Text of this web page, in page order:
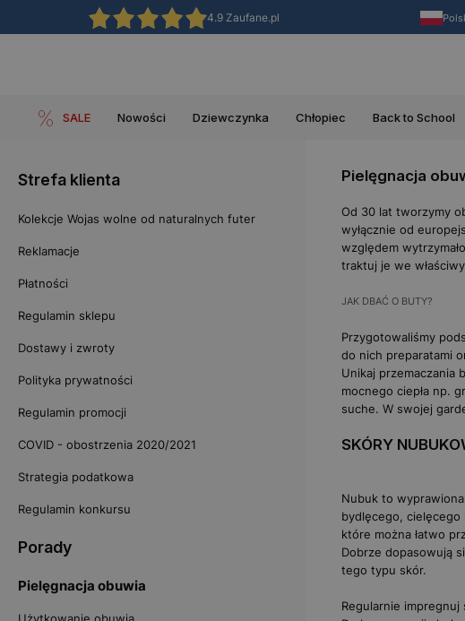
4.9 Zaufane.pl
SALE Nowości Dziewczynka Chłopiec Back to School
Pielęgnacja
Od 30 lat tworzymy
wyłącznie od
względem
traktuj je we
JAK DBAĆ O BUTY?
Przygotowaliśmy
do nich preparatami
Unikaj przemaczania
mocnego ciepła np.
suche. W swojej
SKÓRY
Nubuk to
bydlęcego, cielęcego
które można łatwo
Dobrze dopasowują
tego typu skór.
Regularnie impregnuj
Strefa klienta
Kolekcje Wojas wolne od naturalnych futer
Reklamacje
Płatności
Regulamin sklepu
Dostawy i zwroty
Polityka prywatności
Regulamin promocji
COVID - obostrzenia 2020/2021
Strategia podatkowa
Regulamin konkursu
Porady
Pielęgnacja obuwia